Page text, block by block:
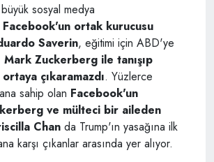
sosyal medya
Facebook'un ortak kurucusu
Saverin, eğitimi için ABD'ye
Mark Zuckerberg ile tanışıp
çıkaramazdı. Yüzlerce
sahip olan Facebook'un
ve mülteci bir aileden
Chan da Trump'ın yasağına ilk
karşı çıkanlar arasında yer alıyor.